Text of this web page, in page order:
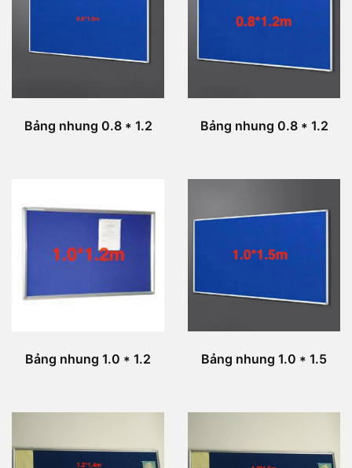
Bảng nhung 0.8 * 1.2 Bảng nhung 0.8 * 1.2
Bảng nhung 1.0 * 1.2 Bảng nhung 1.0 * 1.5